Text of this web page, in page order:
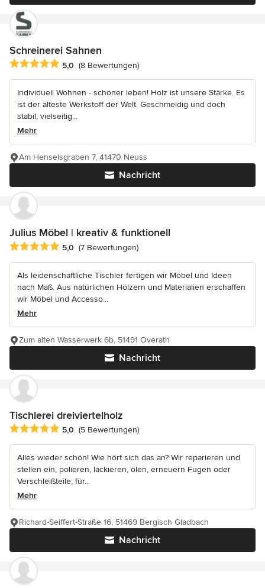
Schreinerei Sahnen
Durchschnittliche Bewertung: 5 von 5 Sternen
5,0 (8 Bewertungen)
Individuell Wohnen - schöner leben! Holz ist unsere Stärke. Es
ist der älteste Werkstoff der Welt. Geschmeidig und doch
stabil, vielseitig...
Mehr
Nachricht
Am Henselsgraben 7, 41470 Neuss
Julius Möbel | kreativ & funktionell
Durchschnittliche Bewertung: 5 von 5 Sternen
5,0 (7 Bewertungen)
Als leidenschaftliche Tischler fertigen wir Möbel und Ideen
nach Maß. Aus natürlichen Hölzern und Materialien erschaffen
wir Möbel und Accesso...
Mehr
Nachricht
Zum alten Wasserwerk 6b, 51491 Overath
Tischlerei dreiviertelholz
Durchschnittliche Bewertung: 5 von 5 Sternen
5,0 (5 Bewertungen)
Alles wieder schön! Wie hört sich das an? Wir reparieren und
stellen ein, polieren, lackieren, ölen, erneuern Fugen oder
Verschleißteile, für...
Mehr
Nachricht
Richard-Seiffert-Straße 16, 51469 Bergisch Gladbach